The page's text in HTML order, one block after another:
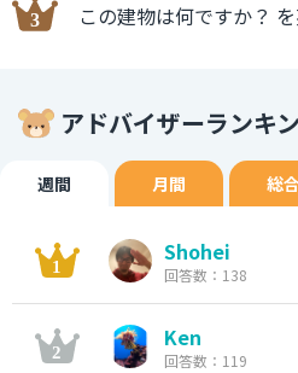
この建物は何ですか？
アドバイザーランキ
週間 月間 総合
Shohei
回答数：138
Ken
回答数：119